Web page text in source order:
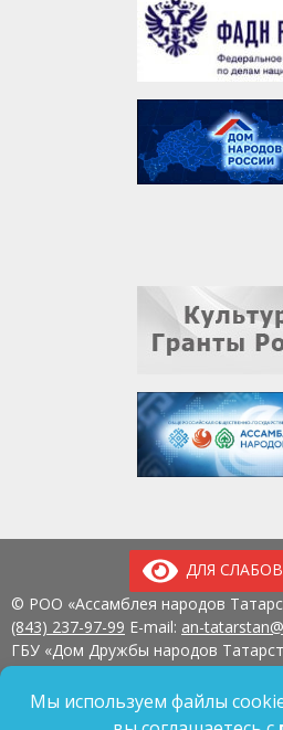
ДЛЯ
© РОО «Ассамблея народов
(843) 237-97-99 E-mail: an-
ГБУ «Дом Дружбы народов
420107, г. Казань, ул. Павлюхина,
Мы используем файлы